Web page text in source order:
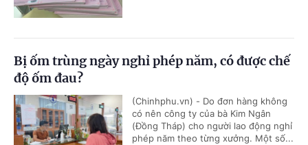
Bị ốm trùng ngày nghỉ phép năm, có được chế
độ ốm đau?
(Chinhphu.vn) - Do đơn hàng không
có nên công ty của bà Kim Ngân
(Đồng Tháp) cho người lao động nghỉ
phép năm theo từng xưởng. Một số...